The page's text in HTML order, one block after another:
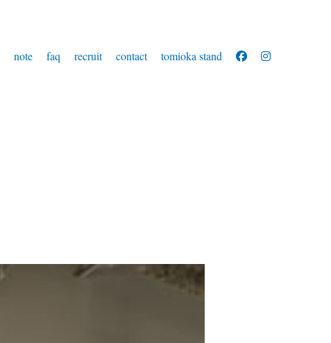
note faq recruit contact tomioka stand